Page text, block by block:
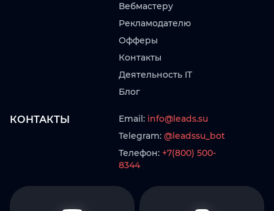
Вебмастеру
Рекламодателю
Офферы
Контакты
Деятельность IT
Блог
КОНТАКТЫ Email: info@leads.su
Telegram: @leadssu_bot
Телефон: +7(800) 500-
8344